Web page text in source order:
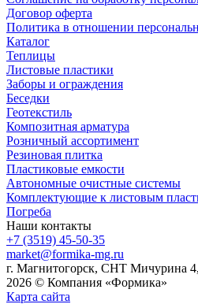
Договор оферта
Политика в отношении
Каталог
Теплицы
Листовые пластики
Заборы и ограждения
Беседки
Геотекстиль
Композитная арматура
Розничный ассортимент
Резиновая плитка
Пластиковые емкости
Автономные очистные системы
Комплектующие к листовым
Погреба
Наши контакты
+7 (3519) 45-50-35
market@formika-mg.ru
г. Магнитогорск, СНТ Мичурина
2026 © Компания «Формика»
Карта сайта